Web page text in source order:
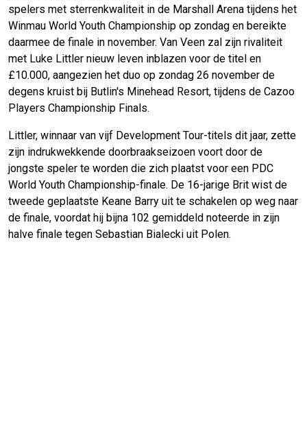
spelers met sterrenkwaliteit in de Marshall Arena tijdens het
Winmau World Youth Championship op zondag en bereikte
daarmee de finale in november. Van Veen zal zijn rivaliteit
met Luke Littler nieuw leven inblazen voor de titel en
£10.000, aangezien het duo op zondag 26 november de
degens kruist bij Butlin's Minehead Resort, tijdens de Cazoo
Players Championship Finals.
Littler, winnaar van vijf Development Tour-titels dit jaar, zette
zijn indrukwekkende doorbraakseizoen voort door de
jongste speler te worden die zich plaatst voor een PDC
World Youth Championship-finale. De 16-jarige Brit wist de
tweede geplaatste Keane Barry uit te schakelen op weg naar
de finale, voordat hij bijna 102 gemiddeld noteerde in zijn
halve finale tegen Sebastian Bialecki uit Polen.